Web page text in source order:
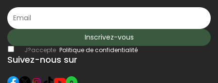
Inscrivez-vous
J?accepte Politique de confidentialité
Suivez-nous sur